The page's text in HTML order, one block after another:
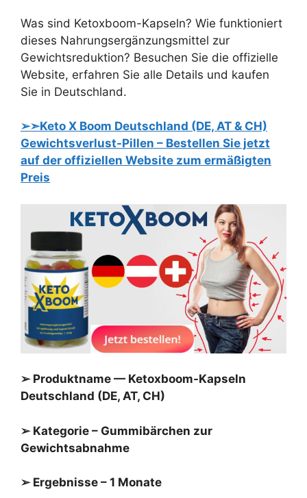
Was sind Ketoxboom-Kapseln? Wie funktioniert
dieses Nahrungsergänzungsmittel zur
Gewichtsreduktion? Besuchen Sie die offizielle
Website, erfahren Sie alle Details und kaufen
Sie in Deutschland.
➢➣Keto X Boom Deutschland (DE, AT & CH)
Gewichtsverlust-Pillen – Bestellen Sie jetzt
auf der offiziellen Website zum ermäßigten
Preis
➢ Produktname — Ketoxboom-Kapseln
Deutschland (DE, AT, CH)
➢ Kategorie – Gummibärchen zur
Gewichtsabnahme
➢ Ergebnisse – 1 Monate